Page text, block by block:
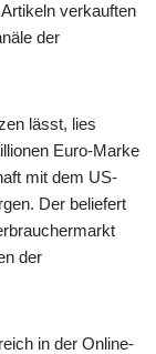
verkauften
der
lässt, lies
Euro-Marke
mit dem US-
Der beliefert
der
in der Online-